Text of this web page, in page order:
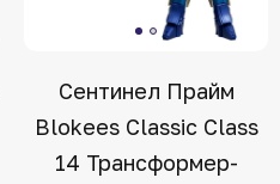
Сентинел Прайм
Blokees Classic Class
14 Трансформер-